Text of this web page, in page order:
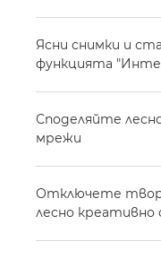
Ясни снимки и
функцията
Споделяйте
мрежи
Отключете
лесно креативно